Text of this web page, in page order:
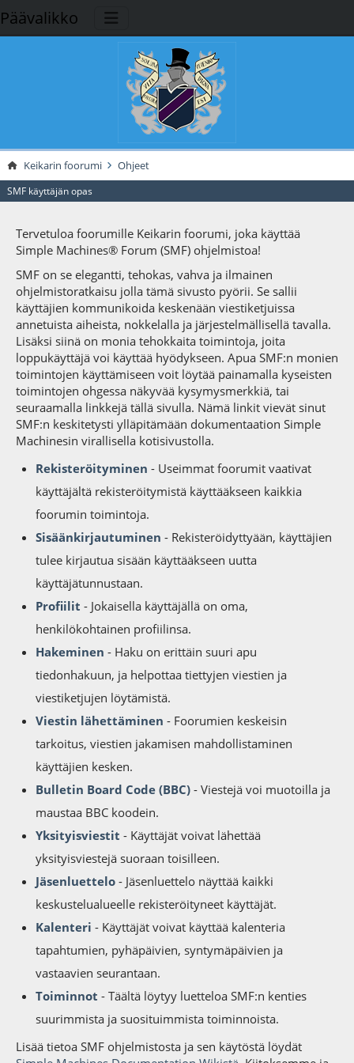
Päävalikko
Keikarin foorumi Ohjeet
SMF käyttäjän opas
Tervetuloa foorumille Keikarin foorumi, joka käyttää
Simple Machines® Forum (SMF) ohjelmistoa!
SMF on se elegantti, tehokas, vahva ja ilmainen
ohjelmistoratkaisu jolla tämä sivusto pyörii. Se sallii
käyttäjien kommunikoida keskenään viestiketjuissa
annetuista aiheista, nokkelalla ja järjestelmällisellä tavalla.
Lisäksi siinä on monia tehokkaita toimintoja, joita
loppukäyttäjä voi käyttää hyödykseen. Apua SMF:n monien
toimintojen käyttämiseen voit löytää painamalla kyseisten
toimintojen ohgessa näkyvää kysymysmerkkiä, tai
seuraamalla linkkejä tällä sivulla. Nämä linkit vievät sinut
SMF:n keskitetysti ylläpitämään dokumentaation Simple
Machinesin virallisella kotisivustolla.
Rekisteröityminen - Useimmat foorumit vaativat
käyttäjältä rekisteröitymistä käyttääkseen kaikkia
foorumin toimintoja.
Sisäänkirjautuminen - Rekisteröidyttyään, käyttäjien
tulee kirjautua sisään käyttääkseen uutta
käyttäjätunnustaan.
Profiilit - Jokaisella käyttäjällä on oma,
henkilökohtainen profiilinsa.
Hakeminen - Haku on erittäin suuri apu
tiedonhakuun, ja helpottaa tiettyjen viestien ja
viestiketjujen löytämistä.
Viestin lähettäminen - Foorumien keskeisin
tarkoitus, viestien jakamisen mahdollistaminen
käyttäjien kesken.
Bulletin Board Code (BBC) - Viestejä voi muotoilla ja
maustaa BBC koodein.
Yksityisviestit - Käyttäjät voivat lähettää
yksityisviestejä suoraan toisilleen.
Jäsenluettelo - Jäsenluettelo näyttää kaikki
keskustelualueelle rekisteröityneet käyttäjät.
Kalenteri - Käyttäjät voivat käyttää kalenteria
tapahtumien, pyhäpäivien, syntymäpäivien ja
vastaavien seurantaan.
Toiminnot - Täältä löytyy luetteloa SMF:n kenties
suurimmista ja suosituimmista toiminnoista.
Lisää tietoa SMF ohjelmistosta ja sen käytöstä löydät